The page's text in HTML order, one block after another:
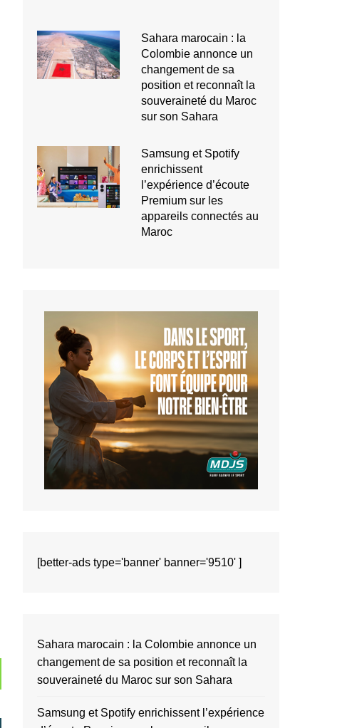
Sahara marocain : la
Colombie annonce un
changement de sa
position et reconnaît la
souveraineté du Maroc
sur son Sahara
Samsung et Spotify
enrichissent
l’expérience d’écoute
Premium sur les
appareils connectés au
Maroc
[better-ads type='banner' banner='9510' ]
Sahara marocain : la Colombie annonce un
changement de sa position et reconnaît la
souveraineté du Maroc sur son Sahara
Samsung et Spotify enrichissent l’expérience